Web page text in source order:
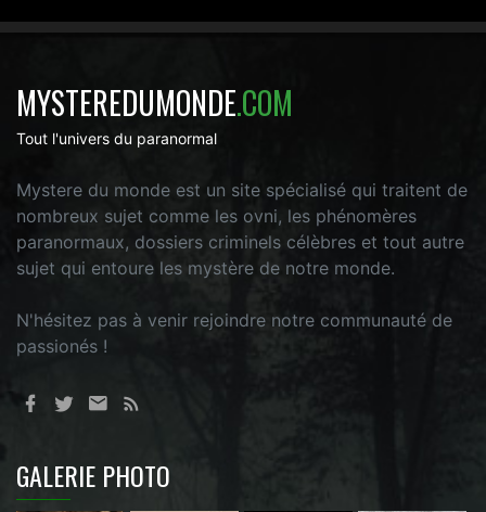
MYSTEREDUMONDE.COM
Tout l'univers du paranormal
Mystere du monde est un site spécialisé qui traitent de
nombreux sujet comme les ovni, les phénomères
paranormaux, dossiers criminels célèbres et tout autre
sujet qui entoure les mystère de notre monde.
N'hésitez pas à venir rejoindre notre communauté de
passionés !
GALERIE PHOTO